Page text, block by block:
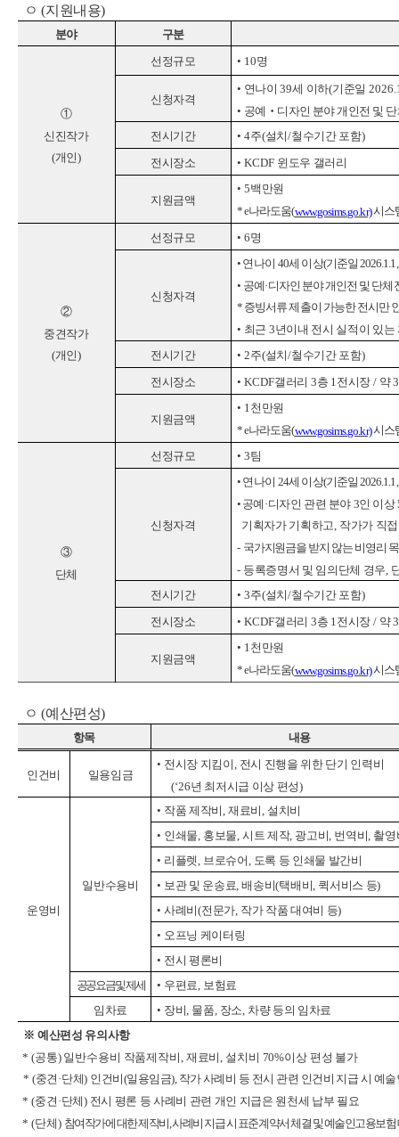
ㅇ(지원내용)
분야 구분
①
신진작가
(개인)
선정규모 • 10명
신청자격
• 연나이39세 이하(기준일
• 공예 ‧ 디자인 분야 개인전 및
전시기간
• 4주(설치/철수기간 포함)
전시장소
• KCDF 윈도우 갤러리
지원금액
• 5백만원
* e나라도움(www.gosims.go.kr)시스
②
중견작가
(개인)
선정규모 • 6명
신청자격
• 연나이 40세 이상(기준일
• 공예·디자인 분야 개인전 및 단체
* 증빙서류 제출이 가능한 전시만
• 최근 3년이내 전시 실적이 있는
전시기간
• 2주(설치/철수기간 포함)
전시장소
• KCDF갤러리 3층 1 전시장 / 약
지원금액
• 1 천만원
* e나라도움(www.gosims.go.kr)시스
③
단체
선정규모 • 3팀
신청자격
• 연나이 24세 이상(기준일
• 공예 ·디자인 관련 분야 3인 이상
기획자가 기획하고, 작가가 직
- 국가지원금을 받지 않는 비영리
- 등록증명서 및 임의단체 경우
전시기간
• 3주(설치/철수기간 포함)
전시장소
• KCDF갤러리 3층 1 전시장 / 약
지원금액
• 1 천만원
* e나라도움(www.gosims.go.kr)시스
ㅇ(예산편성)
항목 내용
인건비 일용임금
• 전시장 지킴이 전시 진행을 위한 단기 인력비
(‘26년 최저시급 이상 편성)
운영비
일반수용비
• 작품 제작비 재료비 설치비
• 인쇄물 홍보물 시트 제작, 광고비 번역비 촬영
• 리플렛 브로슈어
도록 등 인쇄물 발간비
• 보관 및 운송료 ,배송비(택배비 퀵서비스 등)
• 사례비(전문가 작가 작품 대여비 등)
• 오프닝 케이터링
• 전시 평론비
공공요금 및 제세
• 우편료
보험료
임차료
• 장비 물품 장소 차량 등의 임차료
※ 예산편성 유의사항
* (공통) 일반수용비 작품제작비 재료비 ,설치비 70%이상 편성 불가
* (중견 ·단체) 인건비(일용임금), 작가 사례비 등 전시 관련 인건비 지급 시 예
* (중견 ·단체) 전시 평론 등 사례비 관련 개인 지급은 원천세 납부 필요
* (단체) 참여작가에 대한 제작비 ,사례비 지급 시 표준계약서 체결 및 예술인고용보험